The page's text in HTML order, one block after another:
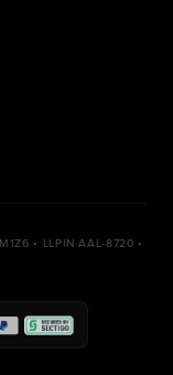
• LLPIN AAL-8720 •